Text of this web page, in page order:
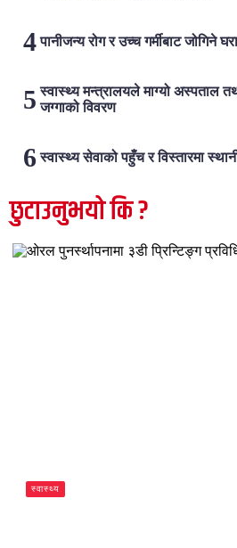
पानीजन्य रोग र उच्च गर्मीबाट जोगिने
स्वास्थ्य मन्त्रालयले माग्यो अस्पताल
जग्गाको विवरण
स्वास्थ्य सेवाको पहुँच र विस्तारमा
छुटाउनुभयो कि ?
स्वास्थ्य